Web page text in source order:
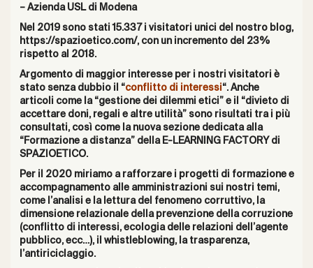
– Azienda USL di Modena
Nel 2019 sono stati 15.337 i visitatori unici del nostro blog,
https://spazioetico.com/, con un incremento del 23%
rispetto al 2018.
Argomento di maggior interesse per i nostri visitatori è
stato senza dubbio il “conflitto di interessi“. Anche
articoli come la “gestione dei dilemmi etici” e il “divieto di
accettare doni, regali e altre utilità” sono risultati tra i più
consultati, così come la nuova sezione dedicata alla
“Formazione a distanza” della E-LEARNING FACTORYdi
SPAZIOETICO.
Per il 2020 miriamo a rafforzare i progetti di formazione e
accompagnamento alle amministrazioni sui nostri temi,
come l’analisi e la lettura del fenomeno corruttivo, la
dimensione relazionale della prevenzione della corruzione
(conflitto di interessi, ecologia delle relazioni dell’agente
pubblico, ecc…), il whistleblowing, la trasparenza,
l’antiriciclaggio.